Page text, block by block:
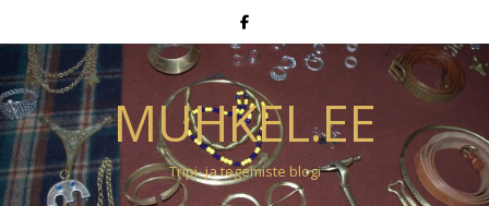
MUHKEL.EE
Tripi- ja tegemiste blogi